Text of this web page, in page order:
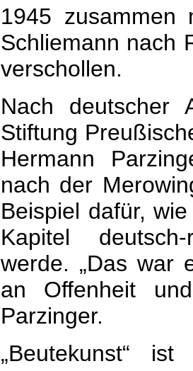
1945 zusammen
Schliemann nach
verschollen.
Nach deutscher
Stiftung
Hermann
nach der
Beispiel dafür,
Kapitel
werde. „Das war
an Offenheit
Parzinger.
„Beutekunst“